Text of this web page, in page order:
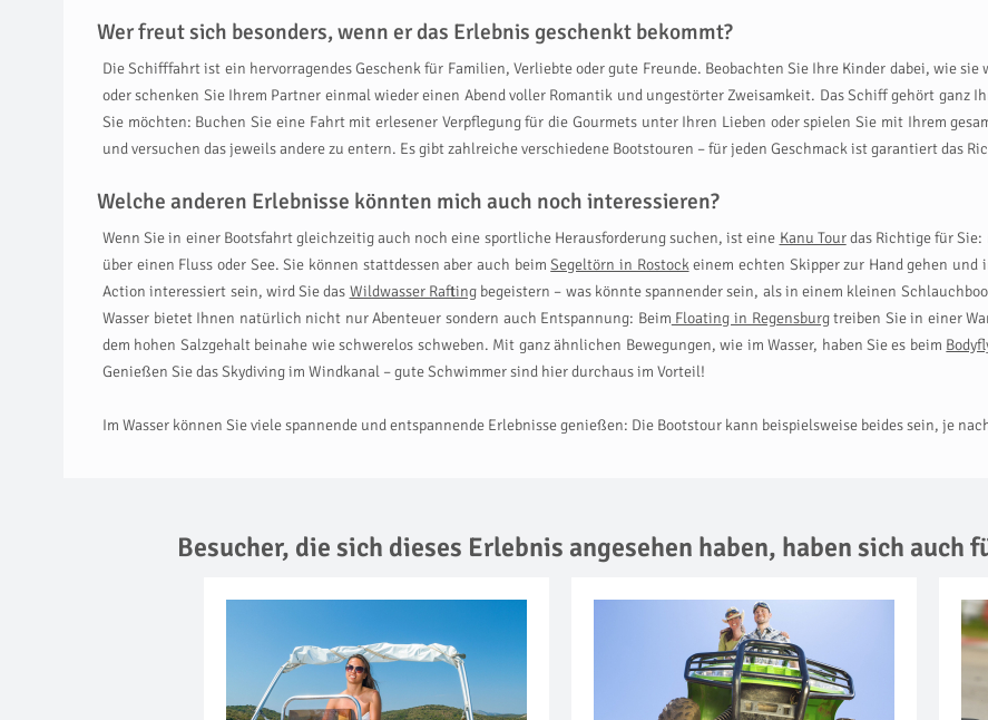
Wer freut sich besonders, wenn er das Erlebnis geschenkt bekommt?
Die Schifffahrt ist ein hervorragendes Geschenk für Familien, Verliebte oder gute Freunde. Beobachten Sie Ihre Kinder dabei, wie
oder schenken Sie Ihrem Partner einmal wieder einen Abend voller Romantik und ungestörter Zweisamkeit. Das Schiff gehört ganz
Sie möchten: Buchen Sie eine Fahrt mit erlesener Verpflegung für die Gourmets unter Ihren Lieben oder spielen Sie mit Ihrem
und versuchen das jeweils andere zu entern. Es gibt zahlreiche verschiedene Bootstouren – für jeden Geschmack ist garantiert das
Welche anderen Erlebnisse könnten mich auch noch interessieren?
Wenn Sie in einer Bootsfahrt gleichzeitig auch noch eine sportliche Herausforderung suchen, ist eine Kanu Tourdas Richtige für Sie:
über einen Fluss oder See. Sie können stattdessen aber auch beimSegeltörn in Rostockeinem echten Skipper zur Hand gehen und
Action interessiert sein, wird Sie das Wildwasser Raftingbegeistern – was könnte spannender sein, als in einem kleinen
Wasser bietet Ihnen natürlich nicht nur Abenteuer sondern auch Entspannung: Beim Floating in Regensburgtreiben Sie in einer
dem hohen Salzgehalt beinahe wie schwerelos schweben. Mit ganz ähnlichen Bewegungen, wie im Wasser, haben Sie es beim
Genießen Sie das Skydiving im Windkanal – gute Schwimmer sind hier durchaus im Vorteil!
Im Wasser können Sie viele spannende und entspannende Erlebnisse genießen: Die Bootstour kann beispielsweise beides sein, je
Besucher, die sich dieses Erlebnis angesehen haben, haben sich auch